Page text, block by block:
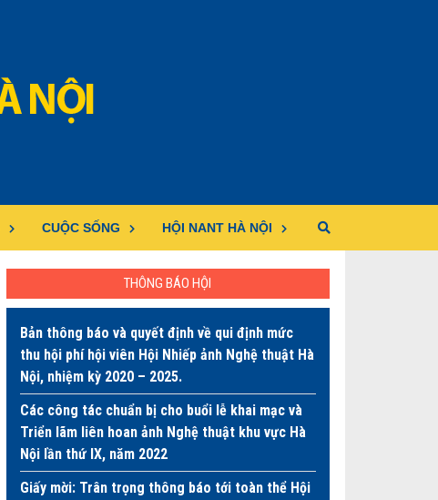
CUỘC SỐNG HỘI NANT HÀ NỘI
THÔNG BÁO HỘI
Bản thông báo và quyết định về qui định mức
thu hội phí hội viên Hội Nhiếp ảnh Nghệ thuật Hà
Nội, nhiệm kỳ 2020 – 2025.
Các công tác chuẩn bị cho buổi lễ khai mạc và
Triển lãm liên hoan ảnh Nghệ thuật khu vực Hà
Nội lần thứ IX, năm 2022
Giấy mời: Trân trọng thông báo tới toàn thể Hội